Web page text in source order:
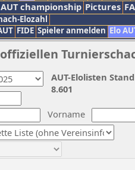
AUT championship Pictures
Elozahl
FIDE Spieler anmelden Elo
Vorname
AUT-Elolisten
8.601